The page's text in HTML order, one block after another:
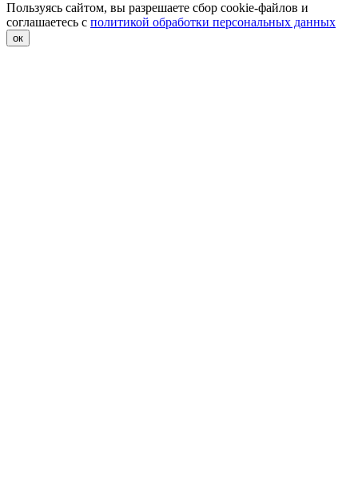
Пользуясь сайтом, вы разрешаете сбор cookie-файлов и
соглашаетесь с политикой обработки персональных данных
ок